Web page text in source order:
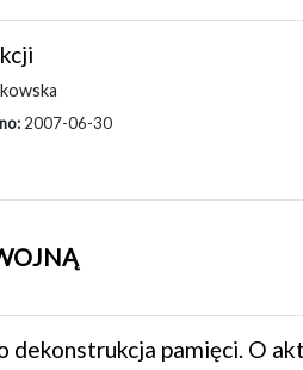
2007-06-30
dekonstrukcja pamięci. O